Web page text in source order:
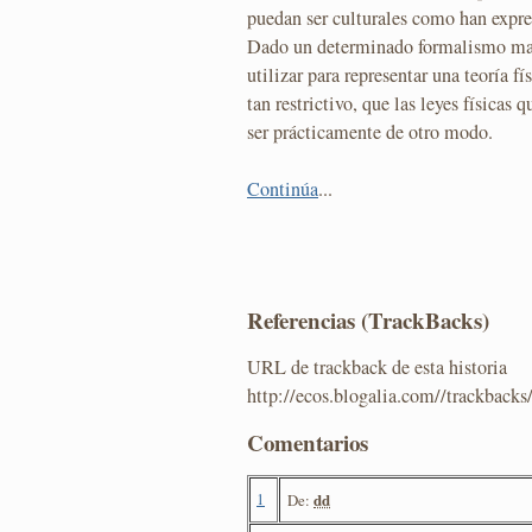
puedan ser culturales como han
Dado un determinado formalismo
utilizar para representar una teoría
tan restrictivo, que las leyes físicas
ser prácticamente de otro modo.
Continúa...
Referencias (TrackBacks)
URL de trackback de esta historia
http://ecos.blogalia.com//
Comentarios
1 De: dd